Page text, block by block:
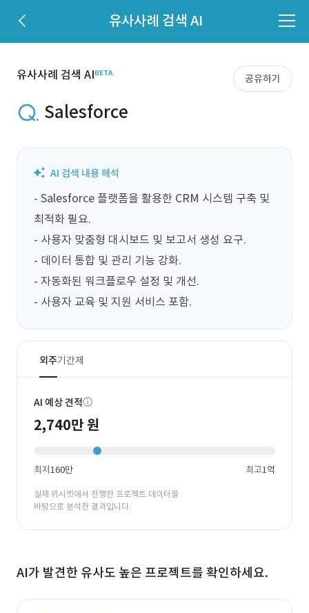
유사사례 검색 AI
유사사례 검색 AI 공유하기
Salesforce
- Salesforce 플랫폼을 활용한 CRM 시스템 구축 및
최적화 필요.
- 사용자 맞춤형 대시보드 및 보고서 생성 요구.
- 데이터 통합 및 관리 기능 강화.
- 자동화된 워크플로우 설정 및 개선.
- 사용자 교육 및 지원 서비스 포함.
외주기간제
AI 예상 견적
2,740만 원
최저160만 최고1억
실제 위시켓에서 진행한 프로젝트 데이터를
바탕으로 분석한 결과입니다.
AI가 발견한 유사도 높은 프로젝트를 확인하세요.